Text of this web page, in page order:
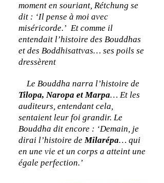
moment en souriant, Rétchung se
dit : ‘Il pense à moi avec
miséricorde.’ Et comme il
entendait l’histoire des Bouddhas
et des Boddhisattvas… ses poils se
dressèrent
Le Bouddha narra l’histoire de
Tilopa, Naropa et Marpa… Et les
auditeurs, entendant cela,
sentaient leur foi grandir. Le
Bouddha dit encore : ‘Demain, je
dirai l’histoire deMilarépa… qui
en une vie et un corps a atteint une
égale perfection.’